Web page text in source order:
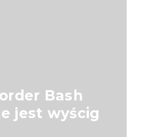
Bash
jest wyścig